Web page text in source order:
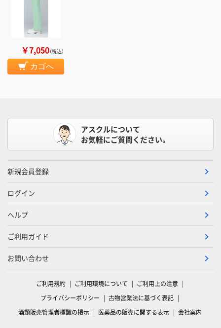
￥7,050（税込）
カゴへ
アスクルについて
お気軽にご質問ください。
新規会員登録
ログイン
ヘルプ
ご利用ガイド
お問い合わせ
ご利用規約 ご利用環境について
ご利用上の注意
プライバシーポリシー
古物営業法に基づく表記
酒類販売管理者標識の掲示
医薬品の販売に関する表示 会社案内